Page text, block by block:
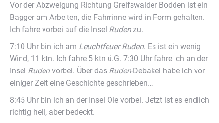
Vor der Abzweigung Richtung Greifswalder Bodden ist ein
Bagger am Arbeiten, die Fahrrinne wird in Form gehalten.
Ich fahre vorbei auf die Insel Rudenzu.
7:10 Uhr bin ich am Leuchtfeuer Ruden. Es ist ein wenig
Wind, 11 ktn. Ich fahre 5 ktn ü.G. 7:30 Uhr fahre ich an der
Insel Rudenvorbei. Über das Ruden-Debakel habe ich vor
einiger Zeit eine Geschichte geschrieben…
8:45 Uhr bin ich an der Insel Oie vorbei. Jetzt ist es endlich
richtig hell, aber bedeckt.